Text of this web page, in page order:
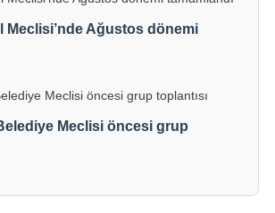
Meclisi’nde Ağustos dönemi
Meclisi öncesi grup